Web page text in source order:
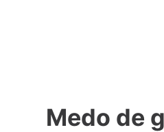
Medo de